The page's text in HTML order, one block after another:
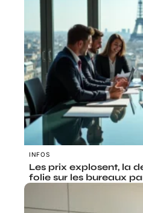
INFOS
Les prix explosent, la
folie sur les bureaux